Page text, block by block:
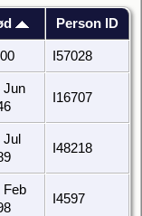
Person ID
I57028
Jun
I16707
Jul
I48218
Feb
I4597